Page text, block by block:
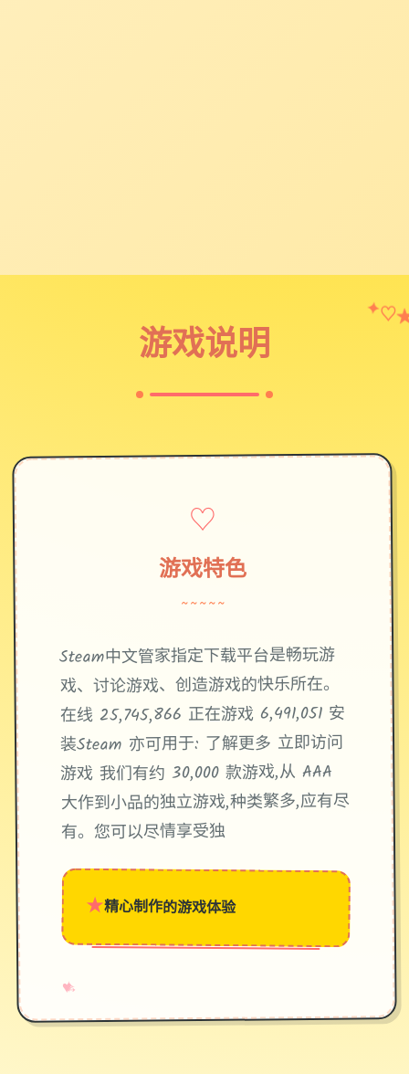
游戏说明
♡
♡
游戏特色
~~~~~
Steam中文管家指定下载平台是畅玩游
戏、讨论游戏、创造游戏的快乐所在。
在线 25,745,866 正在游戏 6,491,051 安
装Steam 亦可用于: 了解更多 立即访问
游戏 我们有约 30,000 款游戏,从 AAA
大作到小品的独立游戏,种类繁多,应有尽
有。您可以尽情享受独
★精心制作的游戏体验
♥
✧
→